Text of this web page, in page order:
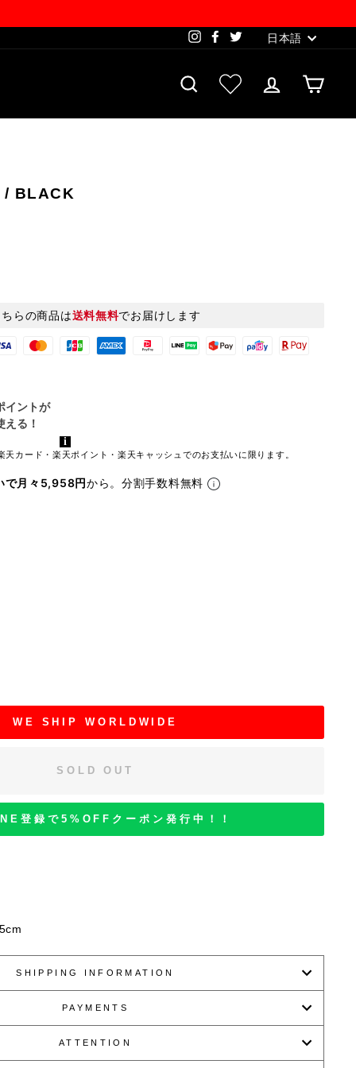
InstagramFacebook
TwitterLanguage
日本語
SEARCHお気に入り一覧
LOG IN
/ BLACK
ちらの商品は送料無料でお届けします
カード・楽天ポイント・楽天キャッシュでのお支払いに限ります。
で月々5,958円から。分割手数料無料
WE SHIP WORLDWIDE
SOLD OUT
登録で5%OFFクーポン発行中！！
SHIPPING INFORMATION
PAYMENTS
ATTENTION